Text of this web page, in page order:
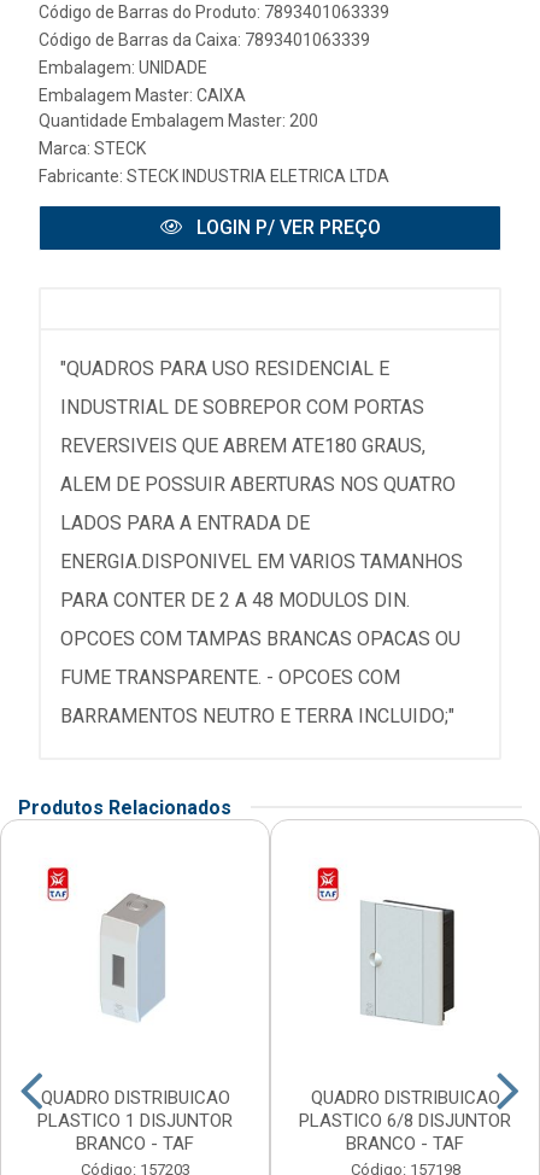
Código de Barras do Produto: 7893401063339
Código de Barras da Caixa: 7893401063339
Embalagem: UNIDADE
Embalagem Master: CAIXA
Quantidade Embalagem Master: 200
Marca: STECK
Fabricante: STECK INDUSTRIA ELETRICA LTDA
LOGIN P/ VER PREÇO
"QUADROS PARA USO RESIDENCIAL E
INDUSTRIAL DE SOBREPOR COM PORTAS
REVERSIVEIS QUE ABREM ATE180 GRAUS,
ALEM DE POSSUIR ABERTURAS NOS QUATRO
LADOS PARA A ENTRADA DE
ENERGIA.DISPONIVEL EM VARIOS TAMANHOS
PARA CONTER DE 2 A 48 MODULOS DIN.
OPCOES COM TAMPAS BRANCAS OPACAS OU
FUME TRANSPARENTE. - OPCOES COM
BARRAMENTOS NEUTRO E TERRA INCLUIDO;"
Produtos Relacionados
QUADRO DISTRIBUICAO
PLASTICO 1 DISJUNTOR
BRANCO - TAF
Código: 157203
QUADRO DISTRIBUICAO
PLASTICO 6/8 DISJUNTOR
BRANCO - TAF
Código: 157198